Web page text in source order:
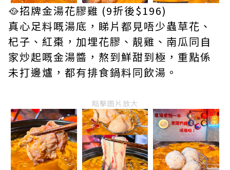
🥘招牌金湯花膠雞 (9折後$196)
真心足料嘅湯底，睇片都見唔少蟲草花、
杞子、紅棗，加埋花膠、靚雞、南瓜同自
家炒起嘅金湯醬，熬到鮮甜到極，重點係
未打邊爐，都有排食鍋料同飲湯。
點擊圖片放大